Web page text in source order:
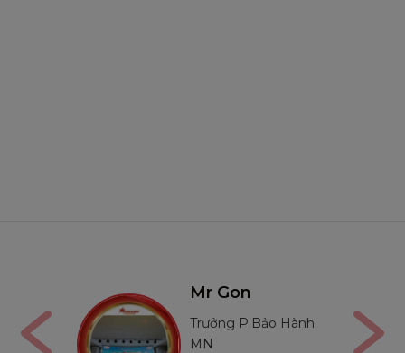
Mr Gon
Trưởng P.Bảo Hành
MN